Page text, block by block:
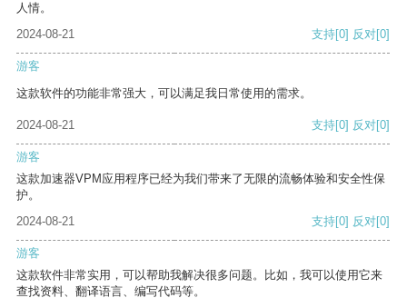
人情。
2024-08-21
支持[0] 反对[0]
游客
这款软件的功能非常强大，可以满足我日常使用的需求。
2024-08-21 支持[0] 反对[0]
游客
这款加速器VPM应用程序已经为我们带来了无限的流畅体验和安全性保
护。
2024-08-21
支持[0] 反对[0]
游客
这款软件非常实用，可以帮助我解决很多问题。比如，我可以使用它来
查找资料、翻译语言、编写代码等。